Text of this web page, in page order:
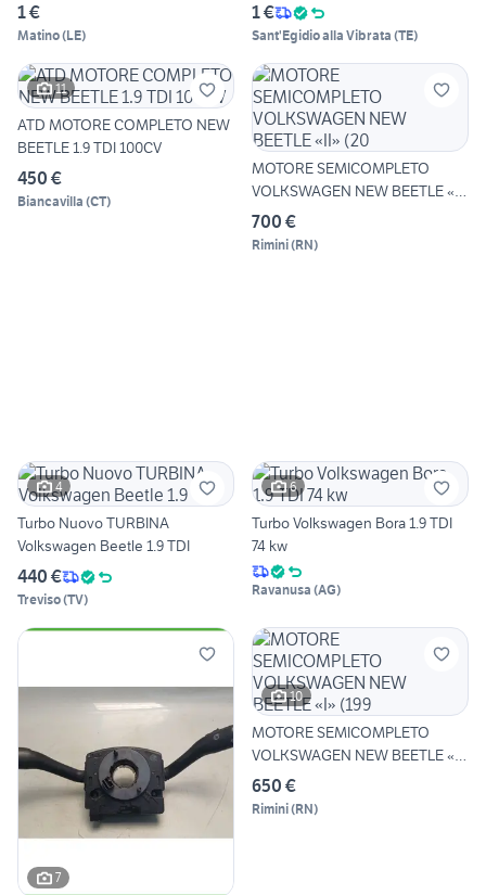
1 €
Matino(LE)
1 €
Sant'Egidio alla Vibrata (TE)
11
ATD MOTORE COMPLETO NEW
BEETLE 1.9 TDI 100CV
450 €
Biancavilla (CT)
MOTORE SEMICOMPLETO
VOLKSWAGEN NEW BEETLE «II»
(20
700 €
Rimini(RN)
4
Turbo Nuovo TURBINA
Volkswagen Beetle 1.9 TDI
440 €
Treviso(TV)
6
Turbo Volkswagen Bora 1.9 TDI
74 kw
Ravanusa (AG)
7
10
MOTORE SEMICOMPLETO
VOLKSWAGEN NEW BEETLE «I»
(199
650 €
Rimini(RN)